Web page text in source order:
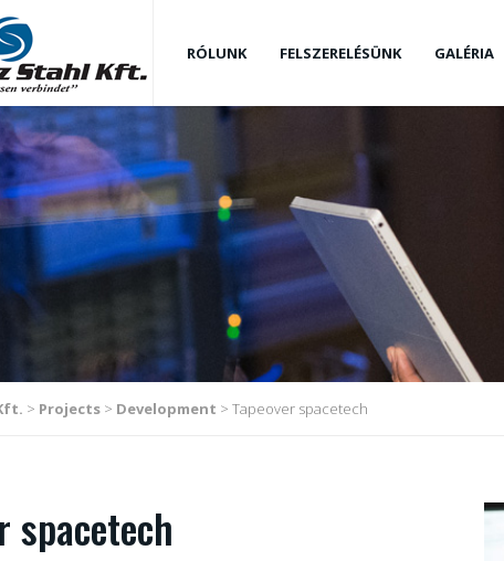
RÓLUNK FELSZERELÉSÜNK GALÉRIA
> Projects > Development > Tapeover spacetech
spacetech